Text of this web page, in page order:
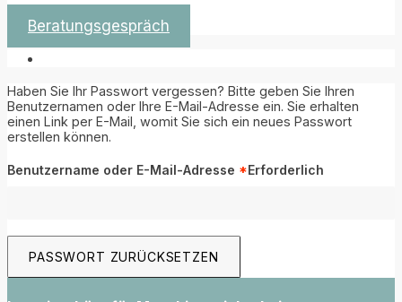
Beratungsgespräch
Haben Sie Ihr Passwort vergessen? Bitte geben Sie Ihren
Benutzernamen oder Ihre E-Mail-Adresse ein. Sie erhalten
einen Link per E-Mail, womit Sie sich ein neues Passwort
erstellen können.
Benutzername oder E-Mail-Adresse *Erforderlich
PASSWORT ZURÜCKSETZEN